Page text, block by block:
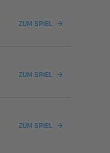
ZUM SPIEL
ZUM SPIEL
ZUM SPIEL